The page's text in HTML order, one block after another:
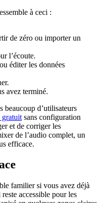
à ceci :
de zéro ou importer un
l’écoute.
éditer les données
avez terminé.
beaucoup d’utilisateurs
sans configuration
et de corriger les
de l’audio complet, un
efficace.
familier si vous avez déjà
accessible pour les